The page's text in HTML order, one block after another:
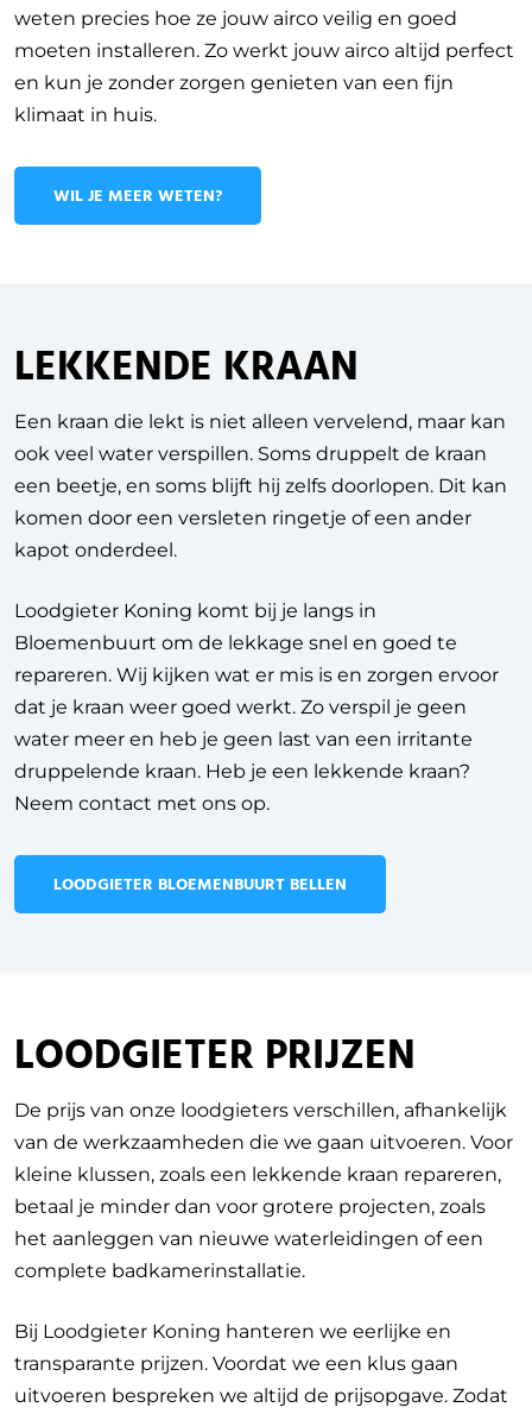
weten precies hoe ze jouw airco veilig en goed
moeten installeren. Zo werkt jouw airco altijd perfect
en kun je zonder zorgen genieten van een fijn
klimaat in huis.
WIL JE MEER WETEN?
LEKKENDE KRAAN
Een kraan die lekt is niet alleen vervelend, maar kan
ook veel water verspillen. Soms druppelt de kraan
een beetje, en soms blijft hij zelfs doorlopen. Dit kan
komen door een versleten ringetje of een ander
kapot onderdeel.
Loodgieter Koning komt bij je langs in
Bloemenbuurt om de lekkage snel en goed te
repareren. Wij kijken wat er mis is en zorgen ervoor
dat je kraan weer goed werkt. Zo verspil je geen
water meer en heb je geen last van een irritante
druppelende kraan. Heb je een lekkende kraan?
Neem contact met ons op.
LOODGIETER BLOEMENBUURT BELLEN
LOODGIETER PRIJZEN
De prijs van onze loodgieters verschillen, afhankelijk
van de werkzaamheden die we gaan uitvoeren. Voor
kleine klussen, zoals een lekkende kraan repareren,
betaal je minder dan voor grotere projecten, zoals
het aanleggen van nieuwe waterleidingen of een
complete badkamerinstallatie.
Bij Loodgieter Koning hanteren we eerlijke en
transparante prijzen. Voordat we een klus gaan
uitvoeren bespreken we altijd de prijsopgave. Zodat